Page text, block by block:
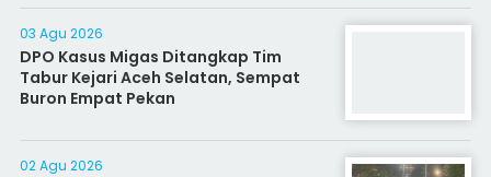
03 Agu 2026
DPO Kasus Migas Ditangkap Tim
Tabur Kejari Aceh Selatan, Sempat
Buron Empat Pekan
02 Agu 2026